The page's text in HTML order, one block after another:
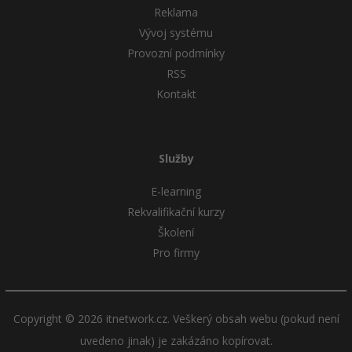
Reklama
Vývoj systému
Provozní podmínky
RSS
Kontakt
Služby
E-learning
Rekvalifikační kurzy
Školení
Pro firmy
Copyright © 2026 itnetwork.cz. Veškerý obsah webu (pokud není
uvedeno jinak) je zakázáno kopírovat.